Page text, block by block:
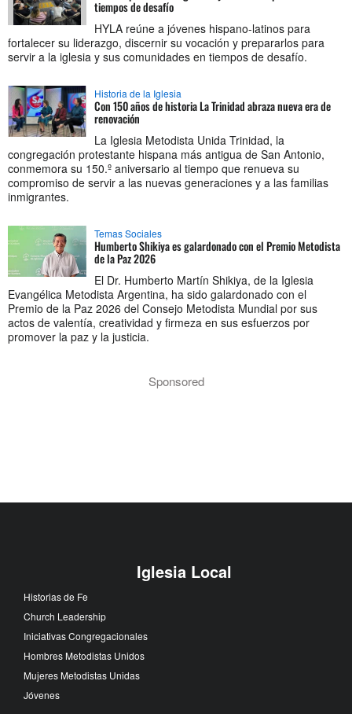
tiempos de desafío
HYLA reúne a jóvenes hispano-latinos para
fortalecer su liderazgo, discernir su vocación y prepararlos para
servir a la iglesia y sus comunidades en tiempos de desafío.
Historia de la Iglesia
Con 150 años de historia La Trinidad abraza nueva era de
renovación
La Iglesia Metodista Unida Trinidad, la
congregación protestante hispana más antigua de San Antonio,
conmemora su 150.º aniversario al tiempo que renueva su
compromiso de servir a las nuevas generaciones y a las familias
inmigrantes.
Temas Sociales
Humberto Shikiya es galardonado con el Premio Metodista
de la Paz 2026
El Dr. Humberto Martín Shikiya, de la Iglesia
Evangélica Metodista Argentina, ha sido galardonado con el
Premio de la Paz 2026 del Consejo Metodista Mundial por sus
actos de valentía, creatividad y firmeza en sus esfuerzos por
promover la paz y la justicia.
Sponsored
Iglesia Local
Historias de Fe
Church Leadership
Iniciativas Congregacionales
Hombres Metodistas Unidos
Mujeres Metodistas Unidas
Jóvenes